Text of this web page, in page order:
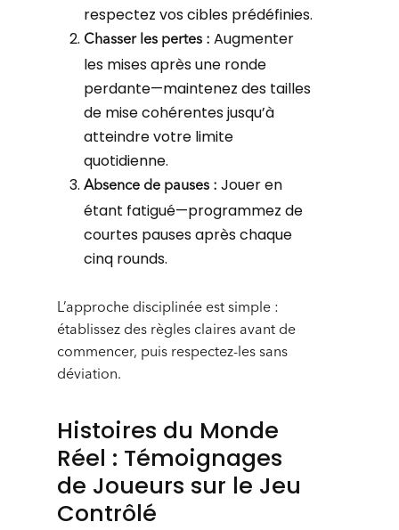
respectez vos cibles prédéfinies.
Chasser les pertes : Augmenter
les mises après une ronde
perdante—maintenez des tailles
de mise cohérentes jusqu’à
atteindre votre limite
quotidienne.
Absence de pauses : Jouer en
étant fatigué—programmez de
courtes pauses après chaque
cinq rounds.
L’approche disciplinée est simple :
établissez des règles claires avant de
commencer, puis respectez-les sans
déviation.
Histoires du Monde
Réel : Témoignages
de Joueurs sur le Jeu
Contrôlé